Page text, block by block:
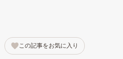
この記事をお気に入り